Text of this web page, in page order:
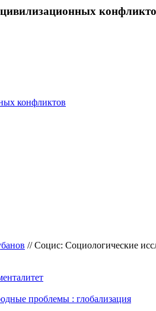
конфликтов
// Социс: Социологические
проблемы : глобализация